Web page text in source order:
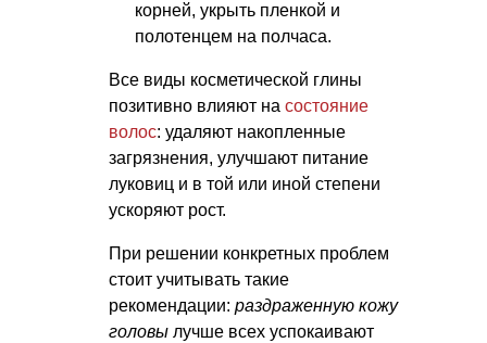
корней, укрыть пленкой и
полотенцем на полчаса.
Все виды косметической глины
позитивно влияют на состояние
волос: удаляют накопленные
загрязнения, улучшают питание
луковиц и в той или иной степени
ускоряют рост.
При решении конкретных проблем
стоит учитывать такие
рекомендации: раздраженную кожу
головы лучше всех успокаивают